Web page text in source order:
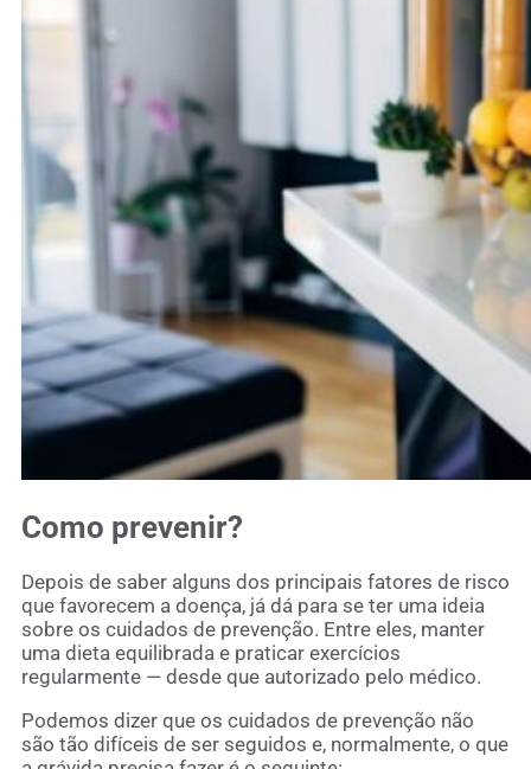
Como prevenir?
Depois de saber alguns dos principais fatores de risco
que favorecem a doença, já dá para se ter uma ideia
sobre os cuidados de prevenção. Entre eles, manter
uma dieta equilibrada e praticar exercícios
regularmente — desde que autorizado pelo médico.
Podemos dizer que os cuidados de prevenção não
são tão difíceis de ser seguidos e, normalmente, o que